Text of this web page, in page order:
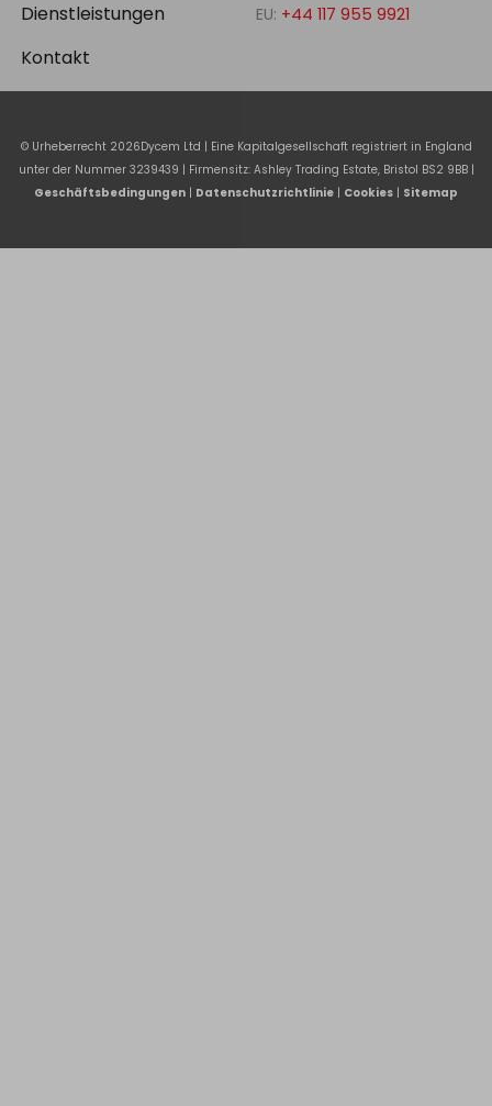
s
r
e
Dienstleistungen
Kontakt
EU: +44 117 955 9921
© Urheberrecht 2026Dycem Ltd | Eine Kapitalgesellschaft registriert in England
unter der Nummer 3239439 | Firmensitz: Ashley Trading Estate, Bristol BS2 9BB |
Geschäftsbedingungen | Datenschutzrichtlinie | Cookies | Sitemap